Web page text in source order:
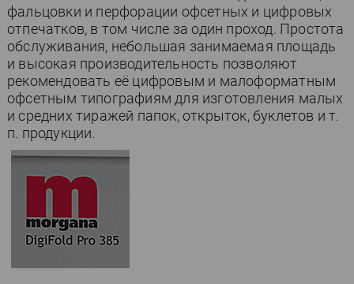
фальцовки и перфорации офсетных и цифровых
отпечатков, в том числе за один проход. Простота
обслуживания, небольшая занимаемая площадь
и высокая производительность позволяют
рекомендовать её цифровым и малоформатным
офсетным типографиям для изготовления малых
и средних тиражей папок, открыток, буклетов и т.
п. продукции.